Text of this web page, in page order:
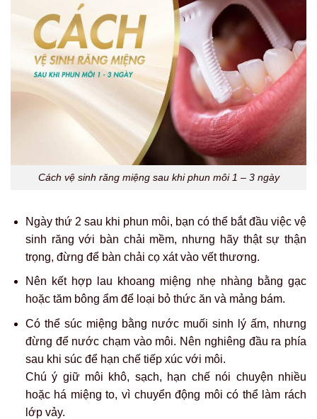
Cách vệ sinh răng miệng sau khi phun môi 1 – 3 ngày
Ngày thứ 2 sau khi phun môi, bạn có thể bắt đầu việc vệ
sinh răng với bàn chải mềm, nhưng hãy thật sự thận
trọng, đừng để bàn chải cọ xát vào vết thương.
Nên kết hợp lau khoang miệng nhẹ nhàng bằng gạc
hoặc tăm bông ẩm để loại bỏ thức ăn và mảng bám.
Có thể súc miệng bằng nước muối sinh lý ấm, nhưng
đừng để nước chạm vào môi. Nên nghiêng đầu ra phía
sau khi súc để hạn chế tiếp xúc với môi.
Chú ý giữ môi khô, sạch, hạn chế nói chuyện nhiều
hoặc há miệng to, vì chuyển động môi có thể làm rách
lớp vảy.